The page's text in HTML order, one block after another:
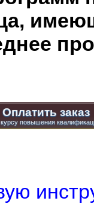
Оплатить заказ